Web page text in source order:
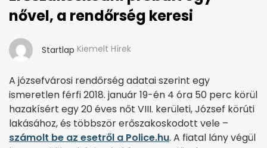
nővel, a rendőrség keresi
Startlap Kiemelt Hírek
A józsefvárosi rendőrség adatai szerint egy
ismeretlen férfi 2018. január 19-én 4 óra 50 perc körül
hazakísért egy 20 éves nőt VIII. kerületi, József körúti
lakásához, és többször erőszakoskodott vele –
számolt be az esetről a Police.hu. A fiatal lány végül